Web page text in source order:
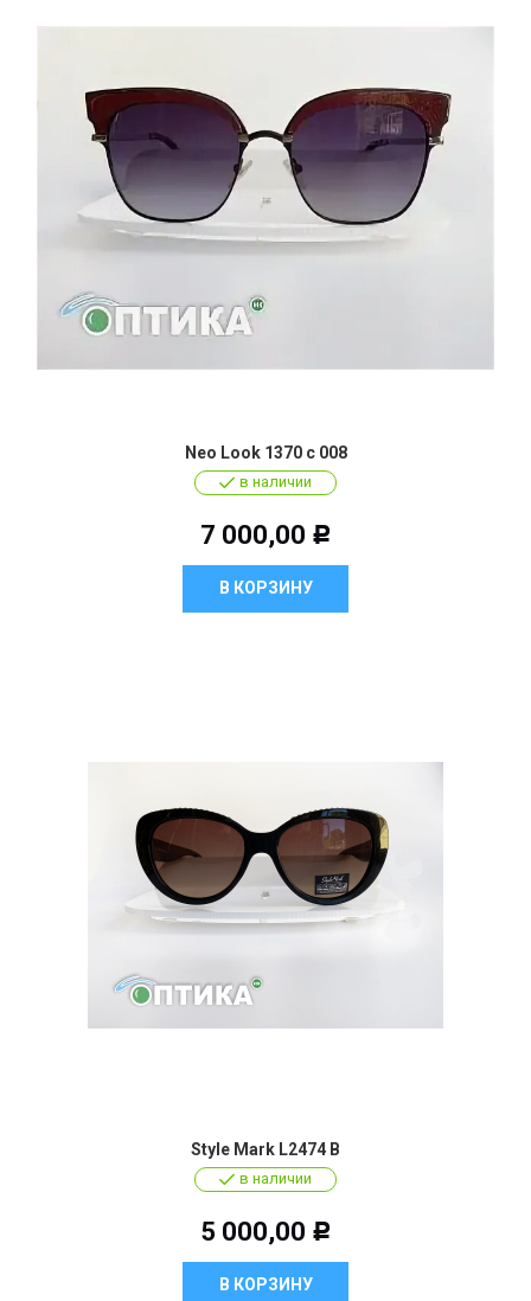
Neo Look 1370 c 008
в наличии
7 000,00 Р
В КОРЗИНУ
Style Mark L2474 B
в наличии
5 000,00 Р
В КОРЗИНУ